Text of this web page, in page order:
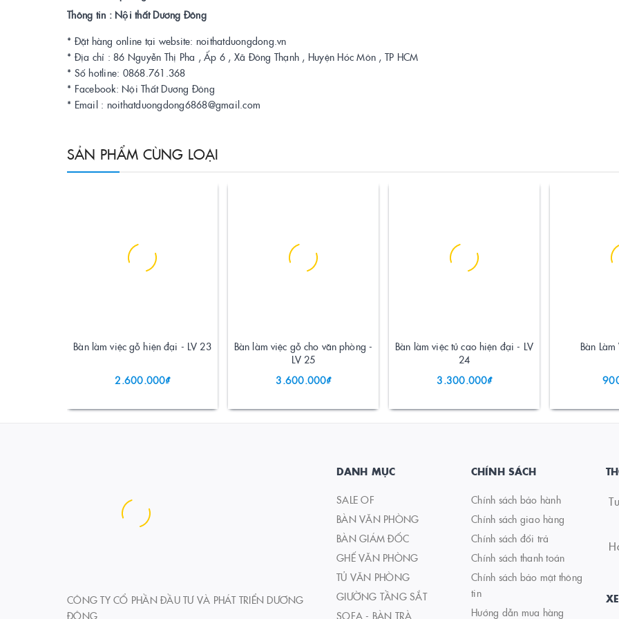
Thông tin : Nội thất Dương Đông
* Đặt hàng online tại website: noithatduongdong.vn
* Địa chỉ : 86 Nguyễn Thị Pha , Ấp 6 , Xã Đông Thạnh , Huyện Hóc Môn , TP HCM
* Số hotline: 0868.761.368
* Facebook: Nội Thất Dương Đông
* Email : noithatduongdong6868@gmail.com
SẢN PHẨM CÙNG LOẠI
Bàn làm việc gỗ hiện đại - LV 23
2.600.000₫
Bàn làm việc gỗ cho văn phòng -
LV 25
3.600.000₫
Bàn làm việc tủ cao hiện đại - LV
24
3.300.000₫
Bàn
CÔNG TY CỔ PHẦN ĐẦU TƯ VÀ PHÁT TRIỂN DƯƠNG
ĐÔNG
DANH MỤC
SALE OF
BÀN VĂN PHÒNG
BÀN GIÁM ĐỐC
GHẾ VĂN PHÒNG
TỦ VĂN PHÒNG
GIƯỜNG TẦNG SẮT
SOFA - BÀN TRÀ
CHÍNH SÁCH
Chính sách bảo hành
Chính sách giao hàng
Chính sách đổi trả
Chính sách thanh toán
Chính sách bảo mật thông
tin
Hướng dẫn mua hàng